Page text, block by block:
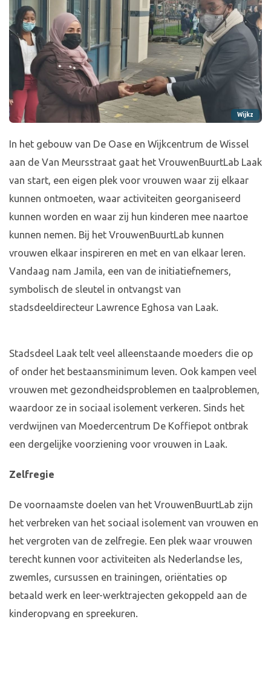
Wijkz
In het gebouw van De Oase en Wijkcentrum de Wissel
aan de Van Meursstraat gaat het VrouwenBuurtLab Laak
van start, een eigen plek voor vrouwen waar zij elkaar
kunnen ontmoeten, waar activiteiten georganiseerd
kunnen worden en waar zij hun kinderen mee naartoe
kunnen nemen. Bij het VrouwenBuurtLab kunnen
vrouwen elkaar inspireren en met en van elkaar leren.
Vandaag nam Jamila, een van de initiatiefnemers,
symbolisch de sleutel in ontvangst van
stadsdeeldirecteur Lawrence Eghosa van Laak.
Stadsdeel Laak telt veel alleenstaande moeders die op
of onder het bestaansminimum leven. Ook kampen veel
vrouwen met gezondheidsproblemen en taalproblemen,
waardoor ze in sociaal isolement verkeren. Sinds het
verdwijnen van Moedercentrum De Koffiepot ontbrak
een dergelijke voorziening voor vrouwen in Laak.
Zelfregie
De voornaamste doelen van het VrouwenBuurtLab zijn
het verbreken van het sociaal isolement van vrouwen en
het vergroten van de zelfregie. Een plek waar vrouwen
terecht kunnen voor activiteiten als Nederlandse les,
zwemles, cursussen en trainingen, oriëntaties op
betaald werk en leer-werktrajecten gekoppeld aan de
kinderopvang en spreekuren.